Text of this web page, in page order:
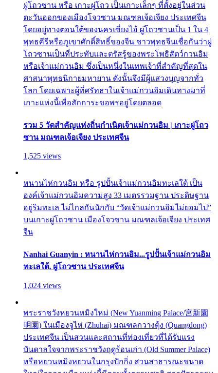
ผู่โถวซาน หรือ เกาะผู่โถว เป็นเกาะเล็กๆ ที่ตั้งอยู่ในส่วน
ตะวันออกของเมืองโจวซาน มณฑลเจ้อเจียง ประเทศจีน
โดยอยู่ทางตอนใต้ของนครเซี่ยงไฮ้ ผู่โถวซานเป็น 1 ใน 4
พุทธคีรีหรือภูเขาศักดิ์สิทธิ์ของจีน ชาวพุทธจีนเชื่อกันว่าผู่
โถวซานเป็นที่ประทับและตรัสรู้ของพระโพธิสัตว์กวนอิม
หรือเจ้าแม่กวนอิม ซึ่งเป็นหนึ่งในเทพเจ้าที่สำคัญที่สุดใน
ศาสนาพุทธนิกายมหายาน ดังนั้นจึงมีผู้แสวงบุญจากทั่ว
โลก โดยเฉพาะผู้ที่ศรัทธาในเจ้าแม่กวนอิมเดินทางมาที่
เกาะแห่งนี้เพื่อสักการะขอพรอยู่โดยตลอด
รวม 5 วัดสำคัญแห่งถิ่นกำเนิดเจ้าแม่กวนอิม | เกาะผู่โถว
ซาน มณฑลเจ้อเจียง ประเทศจีน
1,525 views
หนานไห่กวนอิม หรือ รูปปั้นเจ้าแม่กวนอิมทะเลใต้ เป็น
องค์เจ้าแม่กวนอิมความสูง 33 เมตรรวมฐาน ประดิษฐาน
อยู่ริมทะเล ไม่ไกลกันนักกับ “วัดเจ้าแม่กวนอิมไม่ยอมไป”
บนเกาะผู่โถวซาน เมืองโจวซาน มณฑลเจ้อเจียง ประเทศ
จีน
Nanhai Guanyin : หนานไห่กวนอิม...รูปปั้นเจ้าแม่กวนอิม
ทะเลใต้, ผู่โถวซาน ประเทศจีน
1,024 views
พระราชวังหยวนหมิงใหม่ (New Yuanming Palace/宮新園
明園) ในเมืองจูไห่ (Zhuhai) มณฑลกวางตุ้ง (Quangdong)
ประเทศจีน เป็นสวนและสถานที่ท่องเที่ยวที่ได้รับแรง
บันดาลใจจากพระราชวังฤดูร้อนเก่า (Old Summer Palace)
หรือหยวนหมิงหยวนในกรุงปักกิ่ง สวนสาธารณะขนาด